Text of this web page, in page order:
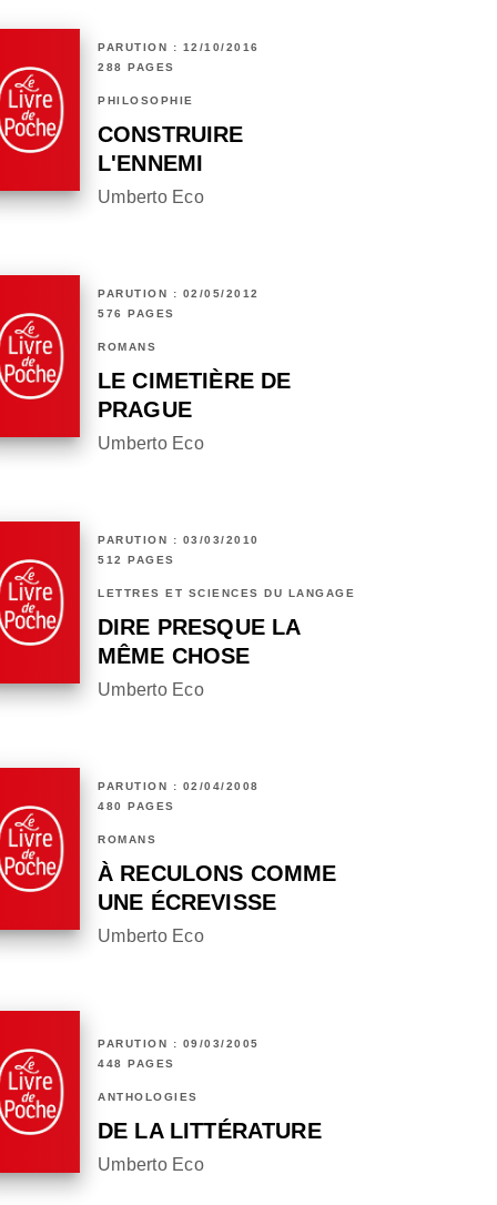
PARUTION : 12/10/2016
288 PAGES
PHILOSOPHIE
CONSTRUIRE
L'ENNEMI
Umberto Eco
PARUTION : 02/05/2012
576 PAGES
ROMANS
LE CIMETIÈRE DE
PRAGUE
Umberto Eco
PARUTION : 03/03/2010
512 PAGES
LETTRES ET SCIENCES DU LANGAGE
DIRE PRESQUE LA
MÊME CHOSE
Umberto Eco
PARUTION : 02/04/2008
480 PAGES
ROMANS
À RECULONS COMME
UNE ÉCREVISSE
Umberto Eco
PARUTION : 09/03/2005
448 PAGES
ANTHOLOGIES
DE LA LITTÉRATURE
Umberto Eco